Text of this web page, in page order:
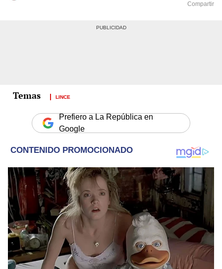
Compartir
LINCE
Prefiero a La República en
Google